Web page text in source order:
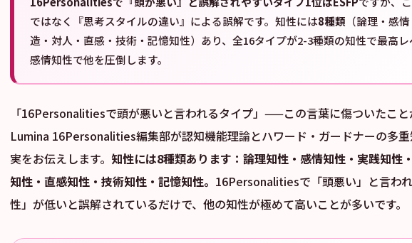
ではなく『思考スタイルの違い』による誤解です。知性には8種類 （論理・感
造・対人・直感・技術・記憶知性）あり、全16タイプが2-3種類の知性で最高レ
感情知性で他を圧倒します。
「16Personalitiesで頭が悪いと言われるタイプ」——この言葉に傷ついたこ
Lumina 16Personalities編集部が認知機能理論とハワード・ガードナーの多
実をお伝えします。 知性には8種類あります：論理知性・感情知性・実践知性
知性・直感知性・技術知性・記憶知性。 16Personalitiesで「頭悪い」と言わ
性」が低いと誤解されているだけで、他の知性が極めて高いことが多いです。